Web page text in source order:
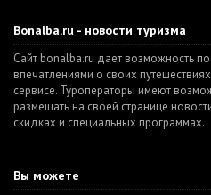
Bonalba.ru - новости туризма
Сайт bonalba.ru дает возможность
впечатлениями о своих
сервисе. Туроператоры имеют
размещать на своей странице
скидках и специальных программах.
Вы можете